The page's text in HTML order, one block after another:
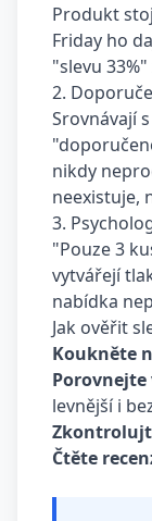
Produkt
Friday ho
"slevu 33%"
2.
Srovnávají
nikdy
neexistuje,
3.
"Pouze 3
vytvářejí
nabídka
Jak ověřit
Koukněte
Porovnejte
levnější i
Čtěte